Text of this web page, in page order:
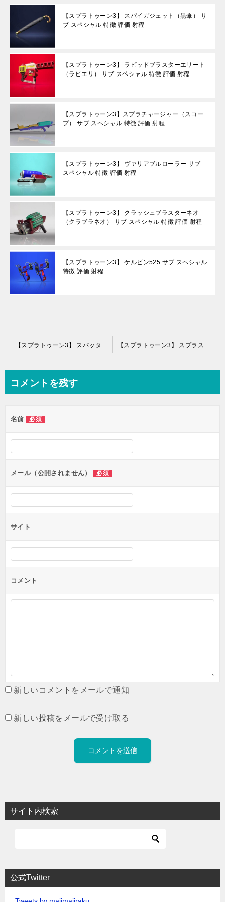
【スプラトゥーン3】 スパイガジェット（黒傘） サ
ブ スペシャル 特徴 評価 射程
【スプラトゥーン3】 ラピッドブラスターエリート
（ラピエリ） サブ スペシャル 特徴 評価 射程
【スプラトゥーン3】スプラチャージャー（スコー
プ） サブ スペシャル 特徴 評価 射程
【スプラトゥーン3】 ヴァリアブルローラー サブ
スペシャル 特徴 評価 射程
【スプラトゥーン3】 クラッシュブラスターネオ
（クラブラネオ） サブ スペシャル 特徴 評価 射程
【スプラトゥーン3】 ケルビン525 サブ スペシャル
特徴 評価 射程
ビ
ー
シ
ョ
ン
【スプラトゥーン3】 スパッタリー・ヒュー サブ スペシャル 特徴 評価 射程 【スプラトゥーン3】 スプラスピナーコラボ サブ スペシャル 特徴 評価 射程
コメントを残す
名前 必須
メール（公開されません） 必須
サイト
コメント
新しいコメントをメールで通知
新しい投稿をメールで受け取る
サイト内検索
公式Twitter